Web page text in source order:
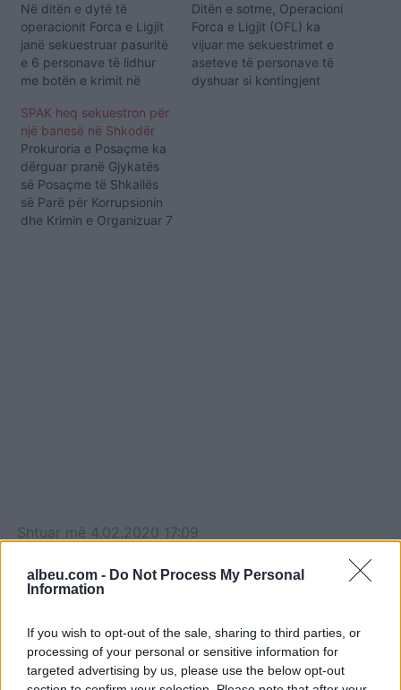
albeu.com - Do Not Process My Personal
Information
If you wish to opt-out of the sale, sharing to third parties, or
processing of your personal or sensitive information for
targeted advertising by us, please use the below opt-out
Në ditën e dytë të
operacionit Forca e Ligjit
janë sekuestruar pasuritë
e 6 personave të lidhur
me botën e krimit në
persona janë përfshirë në
ngjarjen kriminale të
ndodhur më 17 janar, në
Kamëz, ku u mor peng
dhe u torturua deri në
vdekje 49-vjeçari…
Ditën e sotme, Operacioni
Forca e Ligjit (OFL) ka
vijuar me sekuestrimet e
aseteve të personave të
dyshuar si kontingjent
SPAK heq sekuestron për
një banesë në Shkodër
Prokuroria e Posaçme ka
dërguar pranë Gjykatës
së Posaçme të Shkallës
së Parë për Korrupsionin
dhe Krimin e Organizuar 7
Shtuar më 4.02.2020 17:09